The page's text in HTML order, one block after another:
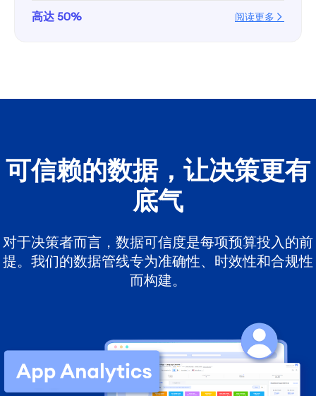
高达 50% 阅读更多
可信赖的数据，让决策更有
底气
对于决策者而言，数据可信度是每项预算投入的前
提。我们的数据管线专为准确性、时效性和合规性
而构建。